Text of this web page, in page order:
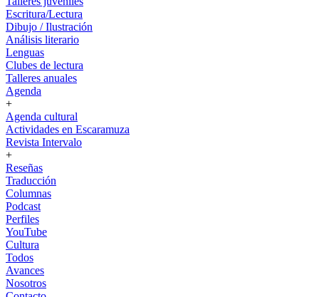
Escritura/Lectura
Dibujo / Ilustración
Análisis literario
Lenguas
Clubes de lectura
Talleres anuales
Agenda
+
Agenda cultural
Actividades en Escaramuza
Revista Intervalo
+
Reseñas
Traducción
Columnas
Podcast
Perfiles
YouTube
Cultura
Todos
Avances
Nosotros